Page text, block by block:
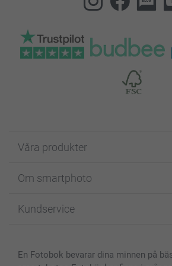
Våra produkter
Fotokort
Fotoböcker
Skal till Mobil & Surfplatta
Om smartphoto
För affiliates
Sitemap
Kundservice
smartbonus
En Fotobok bevarar dina minnen på